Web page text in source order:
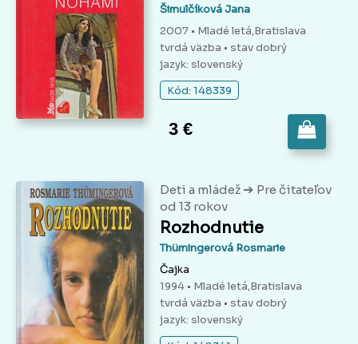
Šimulčíková Jana
2007 • Mladé letá,Bratislava
tvrdá väzba • stav dobrý
jazyk: slovenský
Kód: 148339
3 €
Deti a mládež ➔ Pre čitateľov
od 13 rokov
Rozhodnutie
Thümingerová Rosmarie
Čajka
1994 • Mladé letá,Bratislava
tvrdá väzba • stav dobrý
jazyk: slovenský